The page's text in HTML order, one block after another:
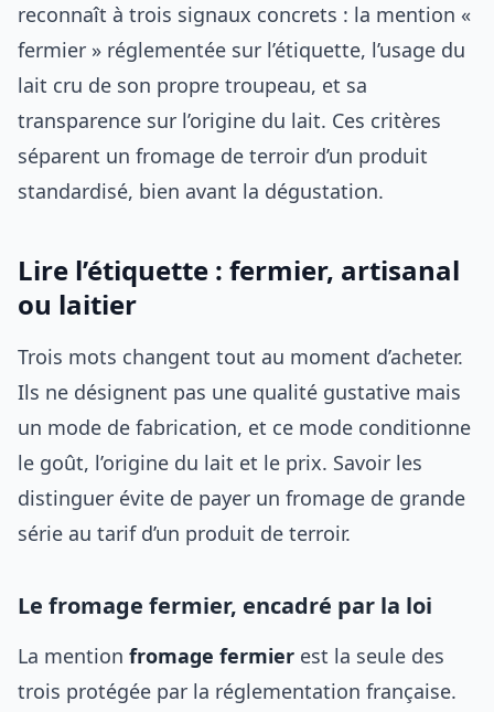
reconnaît à trois signaux concrets : la mention «
fermier » réglementée sur l’étiquette, l’usage du
lait cru de son propre troupeau, et sa
transparence sur l’origine du lait. Ces critères
séparent un fromage de terroir d’un produit
standardisé, bien avant la dégustation.
Lire l’étiquette : fermier, artisanal
ou laitier
Trois mots changent tout au moment d’acheter.
Ils ne désignent pas une qualité gustative mais
un mode de fabrication, et ce mode conditionne
le goût, l’origine du lait et le prix. Savoir les
distinguer évite de payer un fromage de grande
série au tarif d’un produit de terroir.
Le fromage fermier, encadré par la loi
La mention fromage fermier est la seule des
trois protégée par la réglementation française.